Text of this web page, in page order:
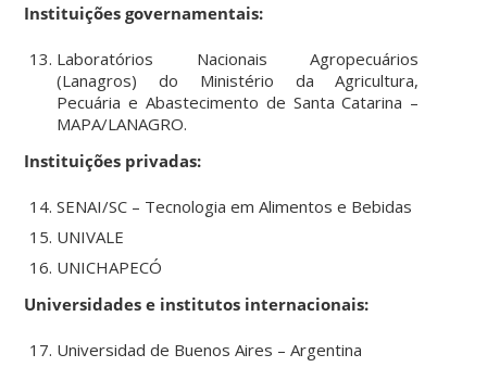
Instituições governamentais:
Laboratórios Nacionais Agropecuários
(Lanagros) do Ministério da Agricultura,
Pecuária e Abastecimento de Santa Catarina –
MAPA/LANAGRO.
Instituições privadas:
SENAI/SC – Tecnologia em Alimentos e Bebidas
UNIVALE
UNICHAPECÓ
Universidades e institutos internacionais:
Universidad de Buenos Aires – Argentina